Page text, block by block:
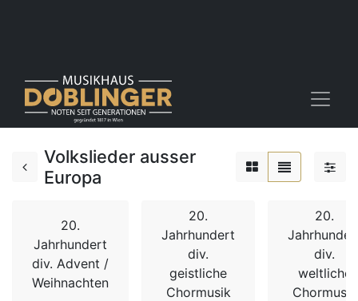
Volkslieder ausser
Europa
20.
Jahrhundert
div. Advent /
Weihnachten
20.
Jahrhundert
div.
geistliche
Chormusik
20.
div.
weltliche
Chormusik